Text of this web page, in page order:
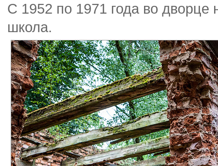
С 1952 по 1971 года во дворце
школа.